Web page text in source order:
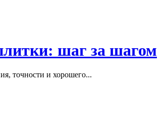
шаг за шагом
точности и хорошего...